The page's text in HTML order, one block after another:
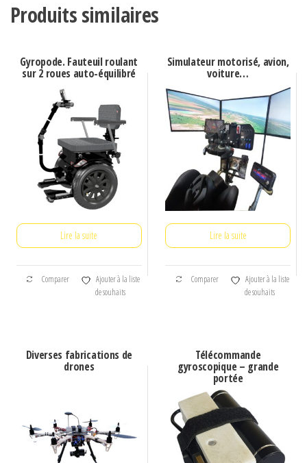
Produits similaires
Gyropode. Fauteuil roulant
sur 2 roues auto-équilibré
Lire la suite
Comparer
Ajouter à la liste
de souhaits
Simulateur motorisé, avion,
voiture…
Lire la suite
Comparer
Ajouter à la liste
de souhaits
Diverses fabrications de
drones
Télécommande
gyroscopique – grande
portée